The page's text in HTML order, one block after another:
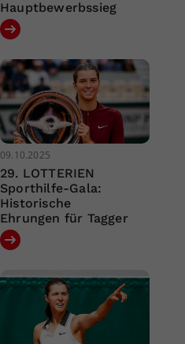
Hauptbewerbssieg
09.10.2025
29. LOTTERIEN
Sporthilfe-Gala:
Historische
Ehrungen für Tagger